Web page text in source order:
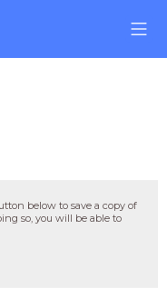
below to save a copy of
so, you will be able to